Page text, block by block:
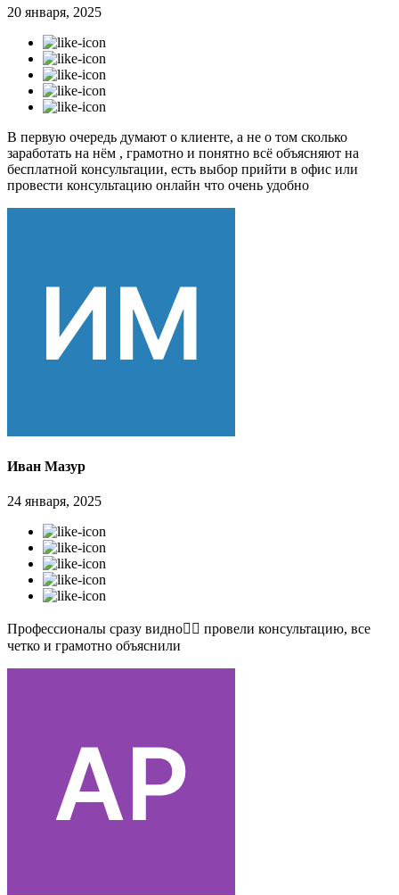
20 января, 2025
В первую очередь думают о клиенте, а не о том сколько
заработать на нём , грамотно и понятно всё объясняют на
бесплатной консультации, есть выбор прийти в офис или
провести консультацию онлайн что очень удобно
Иван Мазур
24 января, 2025
Профессионалы сразу видно👍🏻 провели консультацию, все
четко и грамотно объяснили